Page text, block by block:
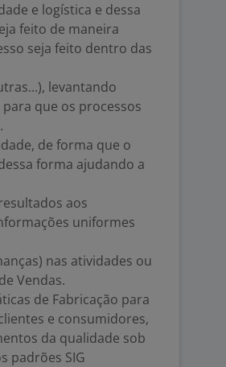
e logística e dessa
feito de maneira
seja feito dentro das
levantando
que os processos
de forma que o
forma ajudando a
aos
uniformes
nas atividades ou
Vendas.
de Fabricação para
e consumidores,
da qualidade sob
padrões SIG